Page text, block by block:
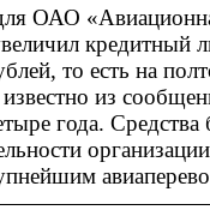
ОАО
кредитный
то есть на
из
года.